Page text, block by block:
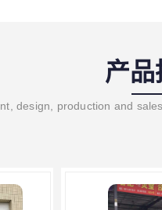
产品
design, production and